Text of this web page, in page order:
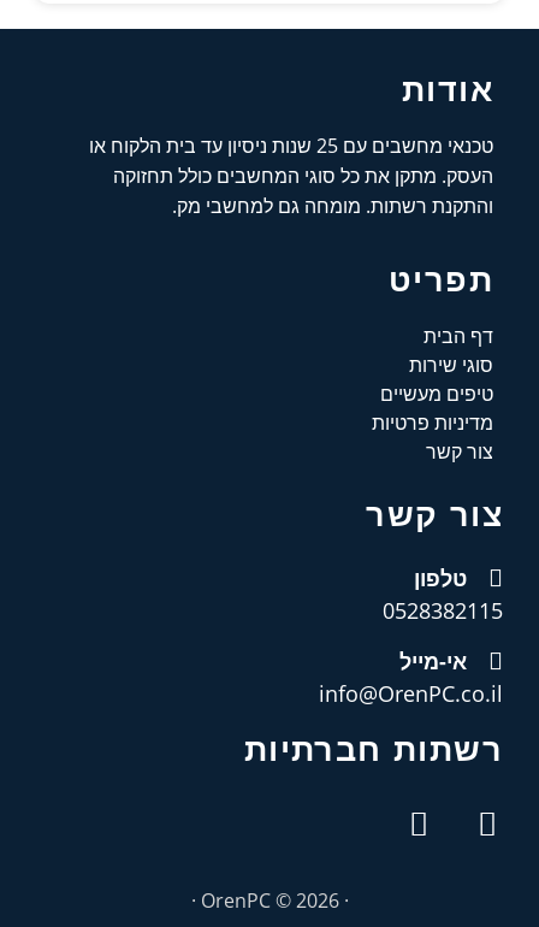
אודות
טכנאי מחשבים עם 25 שנות ניסיון עד בית הלקוח או
העסק. מתקן את כל סוגי המחשבים כולל תחזוקה
והתקנת רשתות. מומחה גם למחשבי מק.
תפריט
דף הבית
סוגי שירות
טיפים מעשיים
מדיניות פרטיות
צור קשר
צור קשר
טלפון
0528382115
אי-מייל
info@OrenPC.co.il
רשתות חברתיות
· OrenPC © 2026 ·